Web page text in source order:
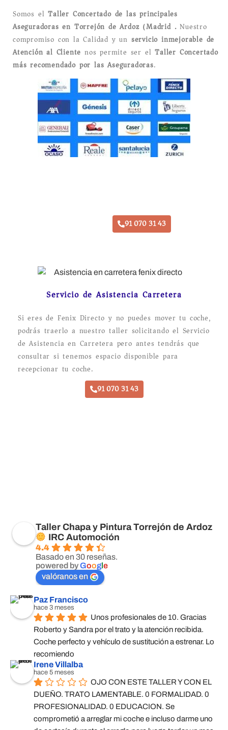
Somos elTaller Concertado de las principales
Aseguradoras en Torrejón de Ardoz (Madrid).Nuestro
compromiso con la Calidad y un servicio inmejorable de
Atención al Clientenos permite ser elTaller Concertado
más recomendado por las Aseguradoras.
91 070 31 43
Servicio de Asistencia Carretera
Si eres de Fenix Directo y no puedes mover tu coche,
podrás traerlo a nuestro taller solicitando el Servicio
de Asistencia en Carretera pero antes tendrás que
consultar si tenemos espacio disponible para
recepcionar tu coche.
91 070 31 43
Taller Chapa y Pintura Torrejón de Ardoz
IRC Automoción
4.4
Basado en 30 reseñas.
powered byGoogle
valóranos en
Paz Francisco
hace 3 meses
Unos profesionales de 10. Gracias
Roberto y Sandra por el trato y la atención recibida.
Coche perfecto y vehículo de sustitución a estrenar. Lo
recomiendo
Irene Villalba
hace 5 meses
OJO CON ESTE TALLER Y CON EL
DUEÑO. TRATO LAMENTABLE. 0 FORMALIDAD. 0
PROFESIONALIDAD. 0 EDUCACION. Se
comprometió a arreglar mi coche e incluso darme uno